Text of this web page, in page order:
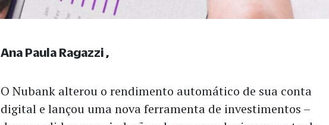
O Nubank alterou o rendimento automático de sua conta
digital e lançou uma nova ferramenta de investimentos –
Ana Paula Ragazzi